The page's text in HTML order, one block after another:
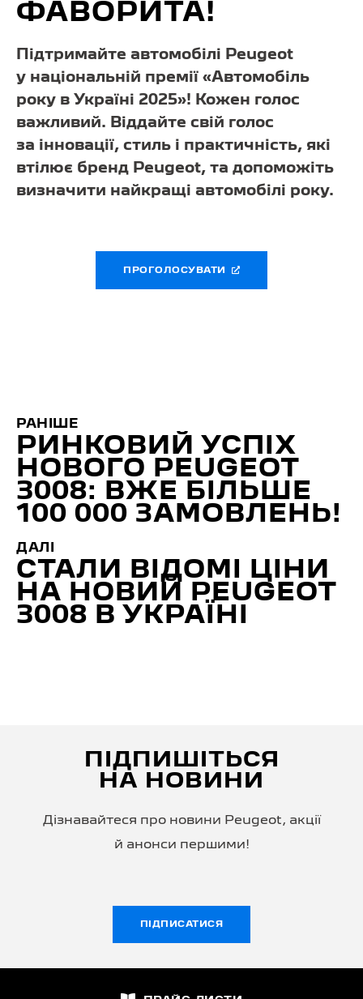
ФАВОРИТА!
Підтримайте автомобілі Peugeot
у національній премії «Автомобіль
року в Україні 2025»! Кожен голос
важливий. Віддайте свій голос
за інновації, стиль і практичність, які
втілює бренд Peugeot, та допоможіть
визначити найкращі автомобілі року.
ПРОГОЛОСУВАТИ
РАНІШЕ
РИНКОВИЙ УСПІХ
НОВОГО PEUGEOT
3008: ВЖЕ БІЛЬШЕ
100 000 ЗАМОВЛЕНЬ!
ДАЛІ
СТАЛИ ВІДОМІ ЦІНИ
НА НОВИЙ PEUGEOT
3008 В УКРАЇНІ
ПІДПИШІТЬСЯ
НА НОВИНИ
Дізнавайтеся про новини Peugeot, акції
й анонси першими!
ПІДПИСАТИСЯ